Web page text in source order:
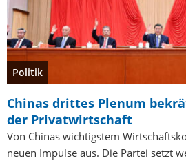
Politik
Chinas drittes Plenum
der Privatwirtschaft
Von Chinas wichtigstem
neuen Impulse aus. Die Partei setzt